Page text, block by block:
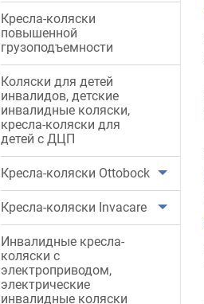
Кресла-коляски
повышенной
грузоподъемности
Коляски для детей
инвалидов, детские
инвалидные коляски,
кресла-коляски для
детей с ДЦП
Кресла-коляски Ottobock
Кресла-коляски Invacare
Инвалидные кресла-
коляски с
электроприводом,
электрические
инвалидные коляски